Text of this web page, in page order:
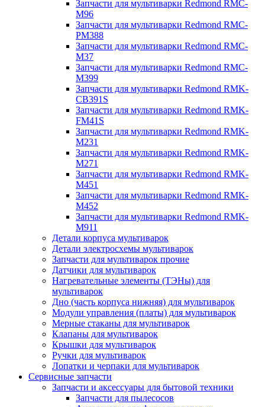
Запчасти для мультиварки Redmond RMC-
M96
Запчасти для мультиварки Redmond RMC-
PM388
Запчасти для мультиварки Redmond RMC-
M37
Запчасти для мультиварки Redmond RMC-
M399
Запчасти для мультиварки Redmond RMK-
CB391S
Запчасти для мультиварки Redmond RMK-
FM41S
Запчасти для мультиварки Redmond RMK-
M231
Запчасти для мультиварки Redmond RMK-
M271
Запчасти для мультиварки Redmond RMK-
M451
Запчасти для мультиварки Redmond RMK-
M452
Запчасти для мультиварки Redmond RMK-
M911
Детали корпуса мультиварок
Детали электросхемы мультиварок
Запчасти для мультиварок прочие
Датчики для мультиварок
Нагревательные элементы (ТЭНы) для
мультиварок
Дно (часть корпуса нижняя) для мультиварок
Модули управления (платы) для мультиварок
Мерные стаканы для мультиварок
Клапаны для мультиварок
Крышки для мультиварок
Ручки для мультиварок
Лопатки и черпаки для мультиварок
Сервисные запчасти
Запчасти и аксессуары для бытовой техники
Запчасти для пылесосов